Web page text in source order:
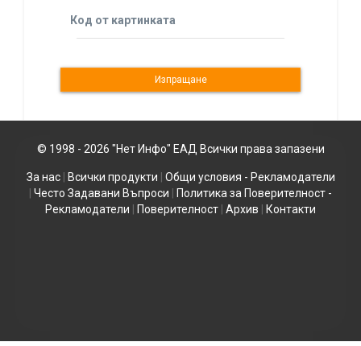
Код от картинката
© 1998 - 2026 "Нет Инфо" ЕАД Всички права запазени
За нас| Всички продукти
Общи условия - Рекламодатели
Често Задавани Въпроси
Политика за Поверителност -
Рекламодатели
Поверителност Архив Контакти